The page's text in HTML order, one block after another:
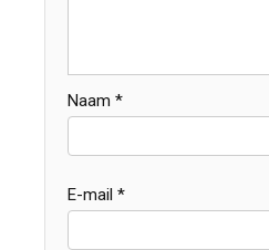
Naam *
E-mail *